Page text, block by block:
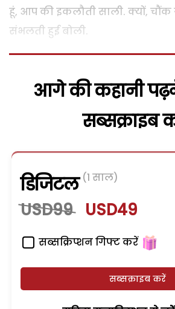
हूं, आप की इकलौती साली. क्यों, चौंक
संभलती हुई बोली.
आगे की कहानी
सब्सक्राइब
डिजिटल (1 साल)
USD99 USD49
सब्सक्रिप्शन गिफ्ट करें
सब्सक्राइब करें